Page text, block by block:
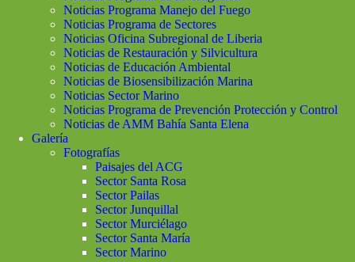
Noticias Programa Manejo del Fuego
Noticias Programa de Sectores
Noticias Oficina Subregional de Liberia
Noticias de Restauración y Silvicultura
Noticias de Educación Ambiental
Noticias de Biosensibilización Marina
Noticias Sector Marino
Noticias Programa de Prevención Protección y Control
Noticias de AMM Bahía Santa Elena
Galería
Fotografías
Paisajes del ACG
Sector Santa Rosa
Sector Pailas
Sector Junquillal
Sector Murciélago
Sector Santa María
Sector Marino